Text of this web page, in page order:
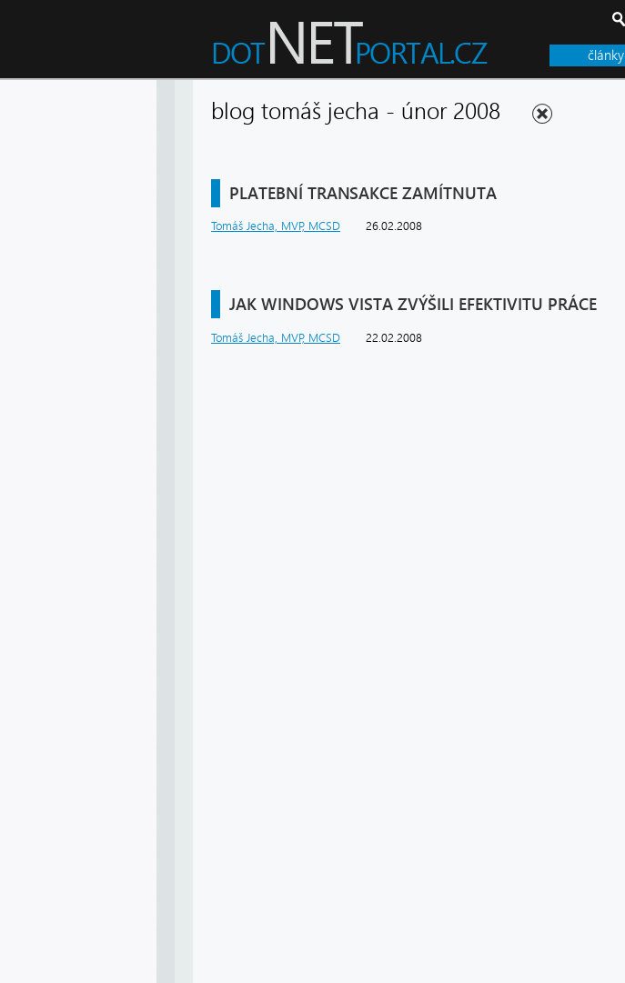
články
blog tomáš jecha - únor 2008
PLATEBNÍ TRANSAKCE ZAMÍTNUTA
Tomáš Jecha, MVP, MCSD 26.02.2008
JAK WINDOWS VISTA ZVÝŠILI EFEKTIVITU PRÁCE
Tomáš Jecha, MVP, MCSD 22.02.2008